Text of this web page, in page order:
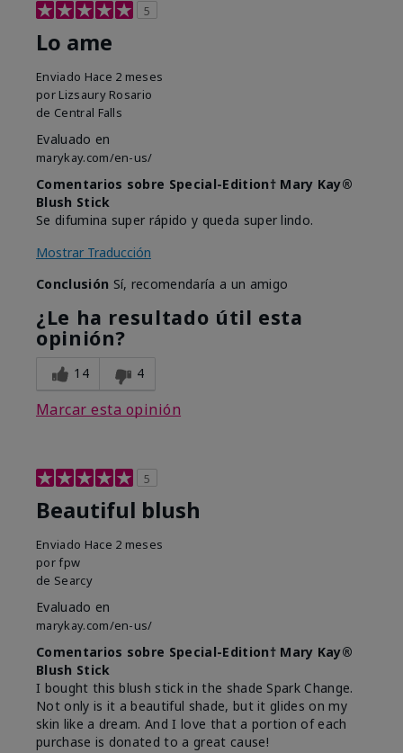
5
Lo ame
Enviado Hace 2 meses
por Lizsaury Rosario
de Central Falls
Evaluado en
marykay.com/en-us/
Comentarios sobre Special-Edition† Mary Kay®
Blush Stick
Se difumina super rápido y queda super lindo.
Mostrar Traducción
Conclusión Sí, recomendaría a un amigo
¿Le ha resultado útil esta
opinión?
14 4
Marcar esta opinión
5
Beautiful blush
Enviado Hace 2 meses
porfpw
de Searcy
Evaluado en
marykay.com/en-us/
Comentarios sobre Special-Edition† Mary Kay®
Blush Stick
I bought this blush stick in the shade Spark Change.
Not only is it a beautiful shade, but it glides on my
skin like a dream. And I love that a portion of each
purchase is donated to a great cause!